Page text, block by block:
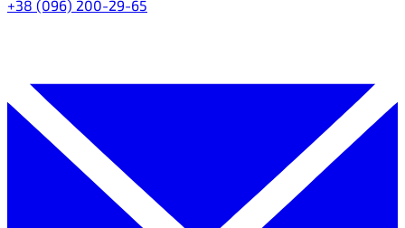
+38 (096) 200-29-65